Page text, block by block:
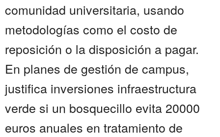
comunidad universitaria, usando
metodologías como el costo de
reposición o la disposición a pagar.
En planes de gestión de campus,
justifica inversiones infraestructura
verde si un bosquecillo evita 20000
euros anuales en tratamiento de